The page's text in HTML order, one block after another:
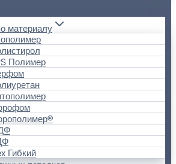
материалу
Полимер
Гибкий